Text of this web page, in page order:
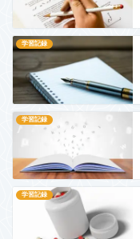
学習記録
学習記録
学習記録